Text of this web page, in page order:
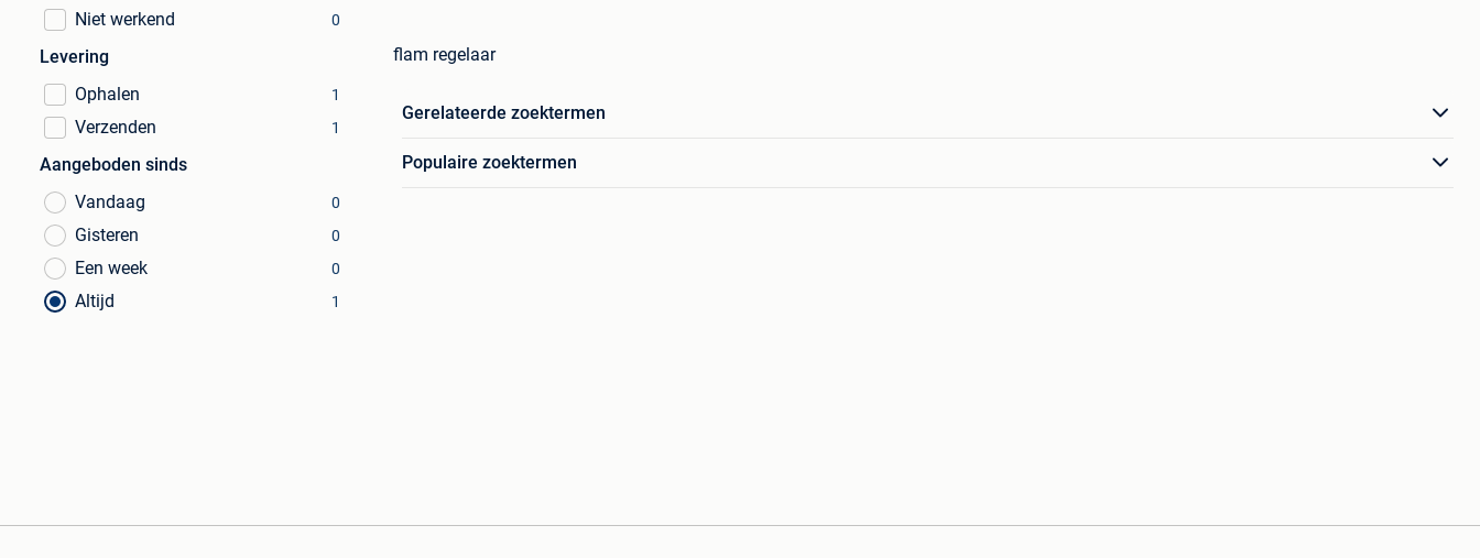
Niet werkend 0
Levering
Ophalen
1
Verzenden 1
Aangeboden sinds
Vandaag
0
Gisteren 0
Een week 0
Altijd 1
flam regelaar
Gerelateerde zoektermen
Populaire zoektermen